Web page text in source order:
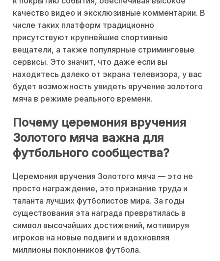
качество видео и эксклюзивные комментарии. В
числе таких платформ традиционно
присутствуют крупнейшие спортивные
вещатели, а также популярные стриминговые
сервисы. Это значит, что даже если вы
находитесь далеко от экрана телевизора, у вас
будет возможность увидеть вручение золотого
мяча в режиме реального времени.
Почему церемония вручения
Золотого мяча важна для
футбольного сообщества?
Церемония вручения Золотого мяча — это не
просто награждение, это признание труда и
таланта лучших футболистов мира. За годы
существования эта награда превратилась в
символ высочайших достижений, мотивируя
игроков на новые подвиги и вдохновляя
миллионы поклонников футбола.